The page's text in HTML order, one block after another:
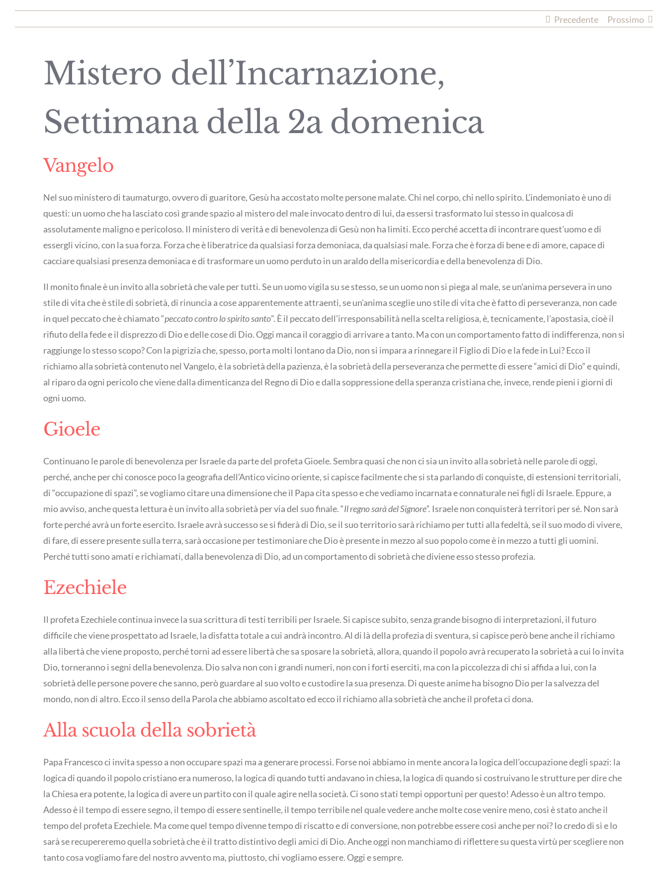
Precedente Prossimo
Mistero dell’Incarnazione,
Settimana della 2a domenica
Vangelo
Nel suo ministero di taumaturgo, ovvero di guaritore, Gesù ha accostato molte persone malate. Chi nel corpo, chi nello spirito. L’indemoniato è uno di
questi: un uomo che ha lasciato così grande spazio al mistero del male invocato dentro di lui, da essersi trasformato lui stesso in qualcosa di
assolutamente maligno e pericoloso. Il ministero di verità e di benevolenza di Gesù non ha limiti. Ecco perché accetta di incontrare quest’uomo e di
essergli vicino, con la sua forza. Forza che è liberatrice da qualsiasi forza demoniaca, da qualsiasi male. Forza che è forza di bene e di amore, capace di
cacciare qualsiasi presenza demoniaca e di trasformare un uomo perduto in un araldo della misericordia e della benevolenza di Dio.
Il monito finale è un invito alla sobrietà che vale per tutti. Se un uomo vigila su se stesso, se un uomo non si piega al male, se un’anima persevera in uno
stile di vita che è stile di sobrietà, di rinuncia a cose apparentemente attraenti, se un’anima sceglie uno stile di vita che è fatto di perseveranza, non cade
in quel peccato che è chiamato “peccato contro lo spirito santo”. È il peccato dell’irresponsabilità nella scelta religiosa, è, tecnicamente, l’apostasia, cioè il
rifiuto della fede e il disprezzo di Dio e delle cose di Dio. Oggi manca il coraggio di arrivare a tanto. Ma con un comportamento fatto di indifferenza, non si
raggiunge lo stesso scopo? Con la pigrizia che, spesso, porta molti lontano da Dio, non si impara a rinnegare il Figlio di Dio e la fede in Lui? Ecco il
richiamo alla sobrietà contenuto nel Vangelo, è la sobrietà della pazienza, è la sobrietà della perseveranza che permette di essere “amici di Dio” e quindi,
al riparo da ogni pericolo che viene dalla dimenticanza del Regno di Dio e dalla soppressione della speranza cristiana che, invece, rende pieni i giorni di
ogni uomo.
Gioele
Continuano le parole di benevolenza per Israele da parte del profeta Gioele. Sembra quasi che non ci sia un invito alla sobrietà nelle parole di oggi,
perché, anche per chi conosce poco la geografia dell’Antico vicino oriente, si capisce facilmente che si sta parlando di conquiste, di estensioni territoriali,
di “occupazione di spazi”, se vogliamo citare una dimensione che il Papa cita spesso e che vediamo incarnata e connaturale nei figli di Israele. Eppure, a
mio avviso, anche questa lettura è un invito alla sobrietà per via del suo finale. “Il regno sarà del Signore”. Israele non conquisterà territori per sé. Non sarà
forte perché avrà un forte esercito. Israele avrà successo se si fiderà di Dio, se il suo territorio sarà richiamo per tutti alla fedeltà, se il suo modo di vivere,
di fare, di essere presente sulla terra, sarà occasione per testimoniare che Dio è presente in mezzo al suo popolo come è in mezzo a tutti gli uomini.
Perché tutti sono amati e richiamati, dalla benevolenza di Dio, ad un comportamento di sobrietà che diviene esso stesso profezia.
Ezechiele
Il profeta Ezechiele continua invece la sua scrittura di testi terribili per Israele. Si capisce subito, senza grande bisogno di interpretazioni, il futuro
difficile che viene prospettato ad Israele, la disfatta totale a cui andrà incontro. Al di là della profezia di sventura, si capisce però bene anche il richiamo
alla libertà che viene proposto, perché torni ad essere libertà che sa sposare la sobrietà, allora, quando il popolo avrà recuperato la sobrietà a cui lo invita
Dio, torneranno i segni della benevolenza. Dio salva non con i grandi numeri, non con i forti eserciti, ma con la piccolezza di chi si affida a lui, con la
sobrietà delle persone povere che sanno, però guardare al suo volto e custodire la sua presenza. Di queste anime ha bisogno Dio per la salvezza del
mondo, non di altro. Ecco il senso della Parola che abbiamo ascoltato ed ecco il richiamo alla sobrietà che anche il profeta ci dona.
Alla scuola della sobrietà
Papa Francesco ci invita spesso a non occupare spazi ma a generare processi. Forse noi abbiamo in mente ancora la logica dell’occupazione degli spazi: la
logica di quando il popolo cristiano era numeroso, la logica di quando tutti andavano in chiesa, la logica di quando si costruivano le strutture per dire che
la Chiesa era potente, la logica di avere un partito con il quale agire nella società. Ci sono stati tempi opportuni per questo! Adesso è un altro tempo.
Adesso è il tempo di essere segno, il tempo di essere sentinelle, il tempo terribile nel quale vedere anche molte cose venire meno, così è stato anche il
tempo del profeta Ezechiele. Ma come quel tempo divenne tempo di riscatto e di conversione, non potrebbe essere così anche per noi? Io credo di sì e lo
sarà se recupereremo quella sobrietà che è il tratto distintivo degli amici di Dio. Anche oggi non manchiamo di riflettere su questa virtù per scegliere non
tanto cosa vogliamo fare del nostro avvento ma, piuttosto, chi vogliamo essere. Oggi e sempre.